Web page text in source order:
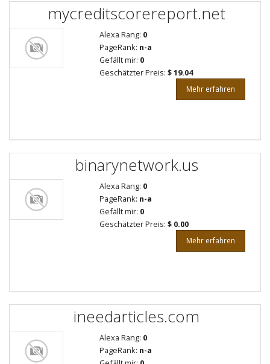
mycreditscorereport.net
Alexa Rang: 0
PageRank: n-a
Gefällt mir: 0
Geschätzter Preis: $ 19.04
Mehr erfahren
binarynetwork.us
Alexa Rang: 0
PageRank: n-a
Gefällt mir: 0
Geschätzter Preis: $ 0.00
Mehr erfahren
ineedarticles.com
Alexa Rang: 0
PageRank: n-a